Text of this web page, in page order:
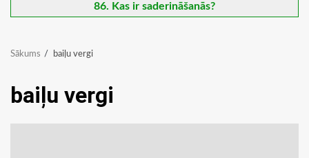
86. Kas ir saderināšanās?
Sākums baiļu vergi
baiļu vergi